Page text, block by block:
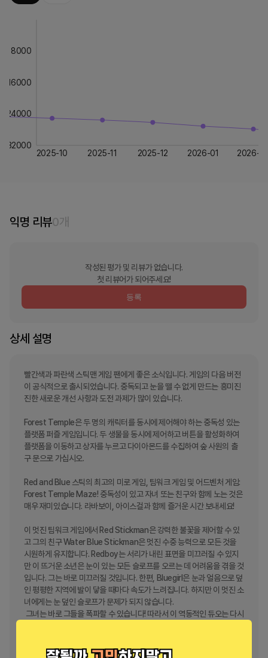
2025-10 2025-11 2025-12 2026-01 2026-
8000
16000
24000
32000
익명 리뷰0개
작성된 평가 및 리뷰가 없습니다.
첫 리뷰어가 되어주세요!
등록
상세 설명
빨간색과 파란색 스틱맨 게임 팬에게 좋은 소식입니다. 게임의 다음 버전
이 공식적으로 출시되었습니다. 중독되고 눈을 뗄 수 없게 만드는 흥미진
진한 새로운 개선 사항과 도전 과제가 많이 있습니다.
Forest Temple은 두 명의 캐릭터를 동시에 제어해야 하는 중독성 있는
플랫폼 퍼즐 게임입니다. 두 생물을 동시에 제어하고 버튼을 활성화하여
플랫폼을 이동하고 상자를 누르고 다이아몬드를 수집하여 숲 사원의 출
구 문으로 가십시오.
Red and Blue 스틱의 최고의 미로 게임, 팀워크 게임 및 어드벤처 게임:
Forest Temple Maze! 중독성이 있고 자녀 또는 친구와 함께 노는 것은
매우 재미있습니다. 라바보이, 아이스걸과 함께 즐거운 시간 보내세요!
이 멋진 팀워크 게임에서 Red Stickman은 강력한 불꽃을 제어할 수 있
고 그의 친구 Water Blue Stickman은 멋진 수중 능력으로 모든 것을
시원하게 유지합니다. Redboy는 서리가 내린 표면을 미끄러질 수 있지
만 이 뜨거운 소년은 눈이 있는 모든 슬로프를 오르는 데 어려움을 겪을 것
입니다. 그는 바로 미끄러질 것입니다. 한편, Bluegirl은 눈과 얼음으로 덮
인 평평한 지역에 발이 닿을 때마다 속도가 느려집니다. 하지만 이 멋진 소
녀에게는 눈 덮인 슬로프가 문제가 되지 않습니다.
고 그 길을 따라 수많은 색상으로 구분된 귀중한 보석을 모을 수 있는 유일